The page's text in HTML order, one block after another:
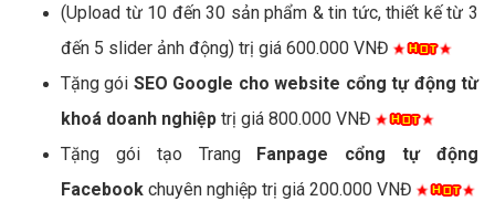
(Upload từ 10 đến 30 sản phẩm & tin tức, thiết kế từ 3
đến 5 slider ảnh động) trị giá 600.000 VNĐ
Tặng gói SEO Google cho website cổng tự động từ
khoá doanh nghiệp trị giá 800.000 VNĐ
Tặng gói tạo Trang Fanpage cổng tự động
Facebook chuyên nghiệp trị giá 200.000 VNĐ